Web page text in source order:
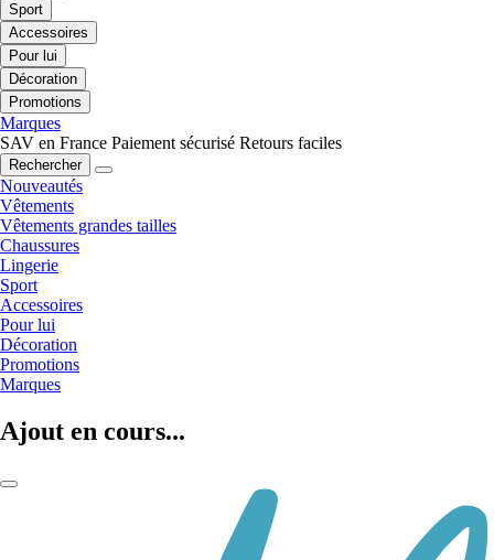
Sport
Accessoires
Pour lui
Décoration
Promotions
Marques
SAV en France Paiement sécurisé Retours faciles
Rechercher
Nouveautés
Vêtements
Vêtements grandes tailles
Chaussures
Lingerie
Sport
Accessoires
Pour lui
Décoration
Promotions
Marques
Ajout en cours...